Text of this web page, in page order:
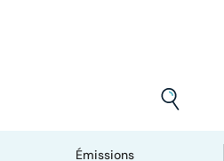
Émissions